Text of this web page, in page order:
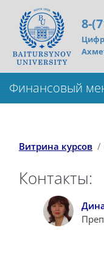
Перейти к основному
8-
Финансовый
Витрина курсов
Контакты: